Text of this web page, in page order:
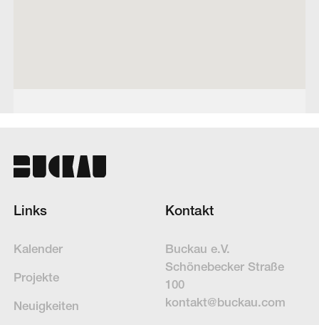
Links
Kalender
Projekte
Neuigkeiten
Kontakt
Buckau e.V.
Schöne­becker Straße
100
kontakt@buckau.com